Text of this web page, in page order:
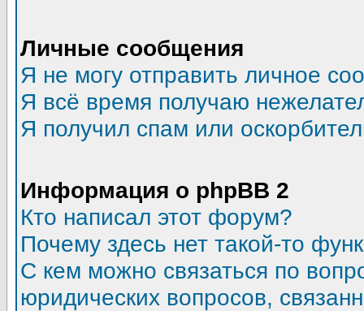
Личные сообщения
Я не могу отправить личное
Я всё время получаю
Я получил спам или
Информация о phpBB 2
Кто написал этот форум?
Почему здесь нет такой-то
С кем можно связаться по
юридических вопросов,